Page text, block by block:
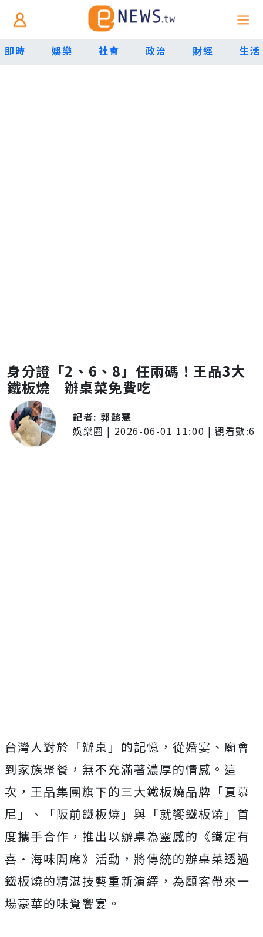
即時 娛樂 社會 政治 財經 生活
身分證「2、6、8」任兩碼！王品3大
鐵板燒 辦桌菜免費吃
記者:郭懿慧
娛樂圈 | 2026-06-01 11:00 | 觀看數:6
台灣人對於「辦桌」的記憶，從婚宴、廟會
到家族聚餐，無不充滿著濃厚的情感。這
次，王品集團旗下的三大鐵板燒品牌「夏慕
尼」、「阪前鐵板燒」與「就饗鐵板燒」首
度攜手合作，推出以辦桌為靈感的《鐵定有
喜·海味開席》活動，將傳統的辦桌菜透過
鐵板燒的精湛技藝重新演繹，為顧客帶來一
場豪華的味覺饗宴。